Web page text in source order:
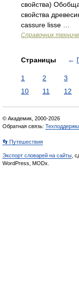
свойства)
свойства
cassure lisse …
Справочник
Страницы ←
1 2 3
10
11 12
© Академик, 2000-2026
Обратная связь:
👣 Путешествия
Экспорт словарей на сайты ,
WordPress, MODx.